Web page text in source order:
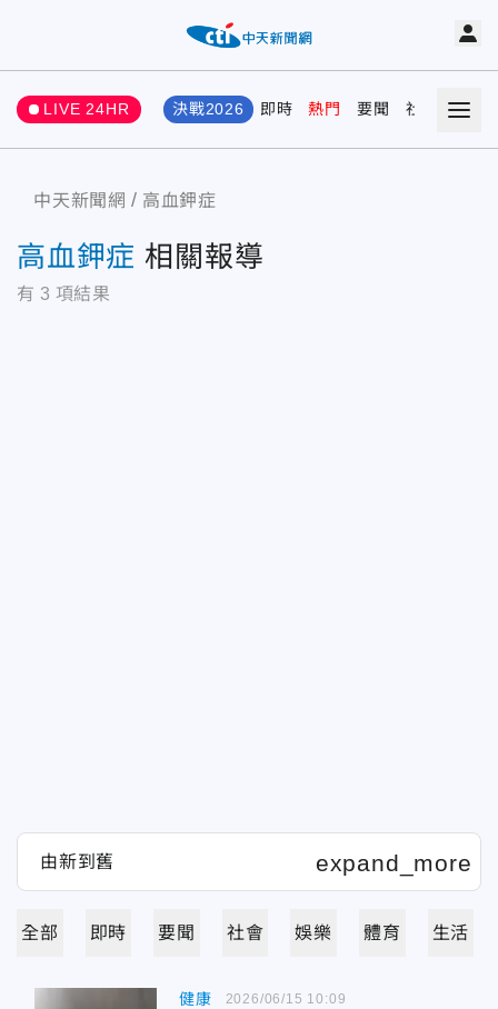
LIVE 24HR 決戰2026 即時 熱門 要聞 社會 娛樂
中天新聞網 高血鉀症
高血鉀症 相關報導
有 3 項結果
全部 即時 要聞 社會 娛樂 體育 生活
健康 2026/06/15 10:09